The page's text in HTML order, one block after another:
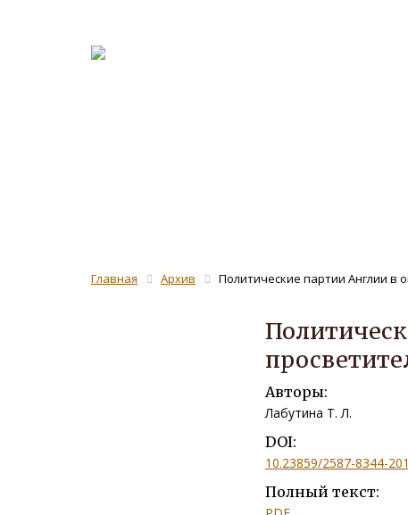
Главная Архив Политические партии Англии в
Авторы:
Лабутина Т. Л.
DOI:
10.23859/2587-8344-
Полный текст: